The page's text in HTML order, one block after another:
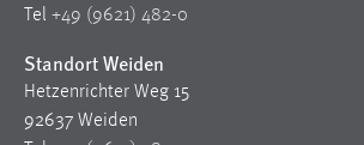
Tel +49 (9621) 482-0
Standort Weiden
Hetzenrichter Weg 15
92637 Weiden